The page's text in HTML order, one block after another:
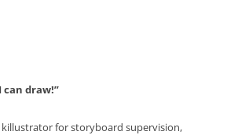
can draw!”
killustrator for storyboard supervision,